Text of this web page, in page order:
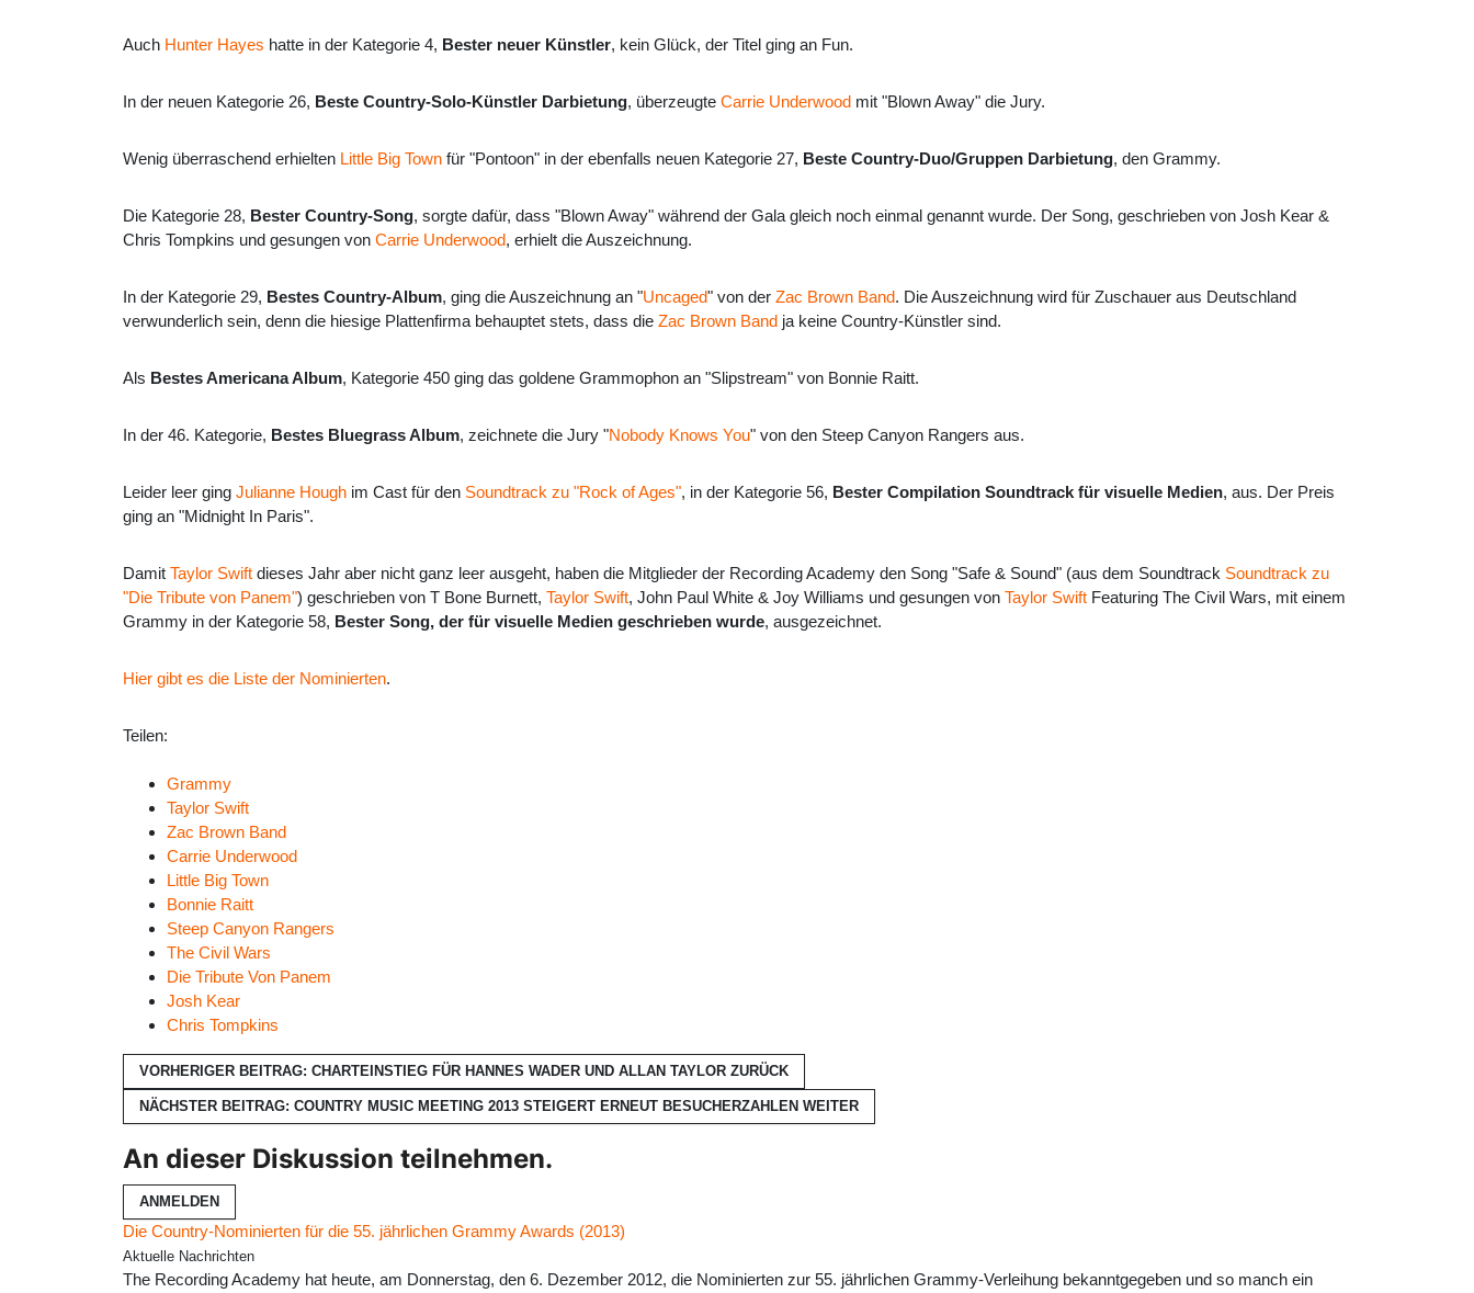
Auch Hunter Hayes hatte in der Kategorie 4, Bester neuer Künstler, kein Glück, der Titel ging an Fun.
In der neuen Kategorie 26, Beste Country-Solo-Künstler Darbietung, überzeugte Carrie Underwood mit "Blown Away" die Jury.
Wenig überraschend erhielten Little Big Town für "Pontoon" in der ebenfalls neuen Kategorie 27, Beste Country-Duo/Gruppen Darbietung, den Grammy.
Die Kategorie 28, Bester Country-Song, sorgte dafür, dass "Blown Away" während der Gala gleich noch einmal genannt wurde. Der Song, geschrieben von Josh Kear &
Chris Tompkins und gesungen von Carrie Underwood, erhielt die Auszeichnung.
In der Kategorie 29, Bestes Country-Album, ging die Auszeichnung an "Uncaged" von der Zac Brown Band. Die Auszeichnung wird für Zuschauer aus Deutschland
verwunderlich sein, denn die hiesige Plattenfirma behauptet stets, dass die Zac Brown Band ja keine Country-Künstler sind.
Als Bestes Americana Album, Kategorie 450 ging das goldene Grammophon an "Slipstream" von Bonnie Raitt.
In der 46. Kategorie, Bestes Bluegrass Album, zeichnete die Jury "Nobody Knows You" von den Steep Canyon Rangers aus.
Leider leer ging Julianne Hough im Cast für den Soundtrack zu "Rock of Ages", in der Kategorie 56, Bester Compilation Soundtrack für visuelle Medien, aus. Der Preis
ging an "Midnight In Paris".
Damit Taylor Swift dieses Jahr aber nicht ganz leer ausgeht, haben die Mitglieder der Recording Academy den Song "Safe & Sound" (aus dem Soundtrack Soundtrack zu
"Die Tribute von Panem") geschrieben von T Bone Burnett, Taylor Swift, John Paul White & Joy Williams und gesungen von Taylor Swift Featuring The Civil Wars, mit einem
Grammy in der Kategorie 58, Bester Song, der für visuelle Medien geschrieben wurde, ausgezeichnet.
Hier gibt es die Liste der Nominierten.
Teilen:
Grammy
Taylor Swift
Zac Brown Band
Carrie Underwood
Little Big Town
Bonnie Raitt
Steep Canyon Rangers
The Civil Wars
Die Tribute Von Panem
Josh Kear
Chris Tompkins
VORHERIGER BEITRAG: CHARTEINSTIEG FÜR HANNES WADER UND ALLAN TAYLOR ZURÜCK
NÄCHSTER BEITRAG: COUNTRY MUSIC MEETING 2013 STEIGERT ERNEUT BESUCHERZAHLEN WEITER
An dieser Diskussion teilnehmen.
ANMELDEN
Die Country-Nominierten für die 55. jährlichen Grammy Awards (2013)
Aktuelle Nachrichten
The Recording Academy hat heute, am Donnerstag, den 6. Dezember 2012, die Nominierten zur 55. jährlichen Grammy-Verleihung bekanntgegeben und so manch ein